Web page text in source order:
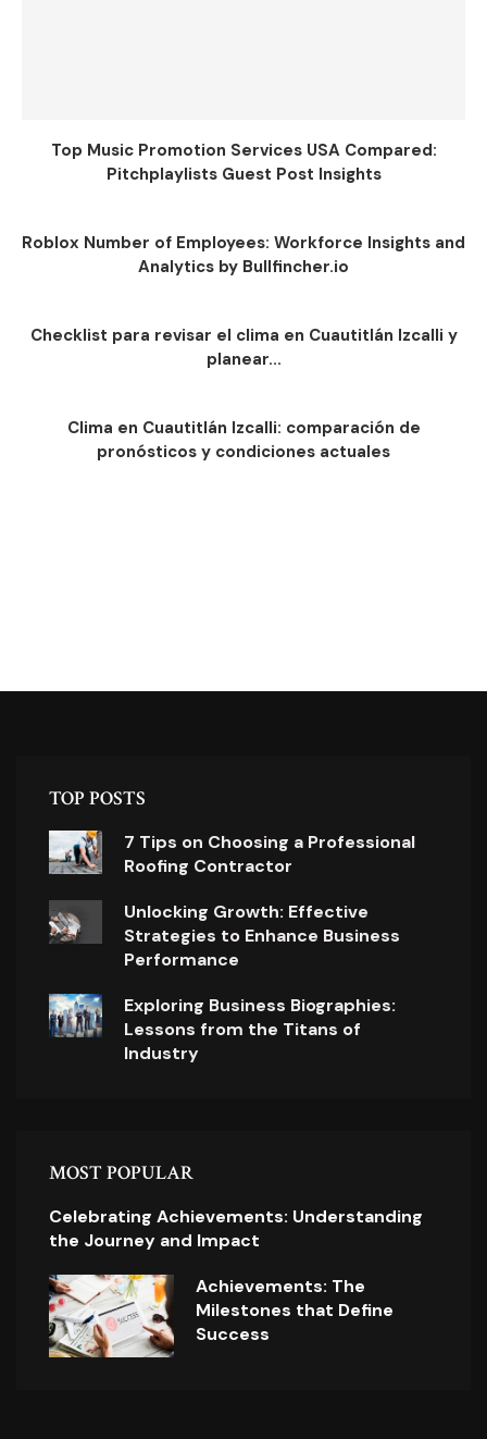
Top Music Promotion Services USA Compared:
Pitchplaylists Guest Post Insights
Roblox Number of Employees: Workforce Insights and
Analytics by Bullfincher.io
Checklist para revisar el clima en Cuautitlán Izcalli y
planear...
Clima en Cuautitlán Izcalli: comparación de
pronósticos y condiciones actuales
TOP POSTS
7 Tips on Choosing a Professional
Roofing Contractor
Unlocking Growth: Effective
Strategies to Enhance Business
Performance
Exploring Business Biographies:
Lessons from the Titans of
Industry
MOST POPULAR
Celebrating Achievements: Understanding
the Journey and Impact
Achievements: The
Milestones that Define
Success